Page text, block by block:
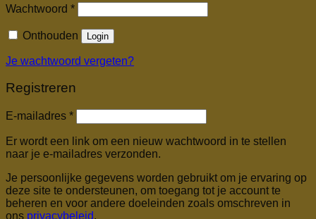
Wachtwoord *Vereist
Onthouden Login
Je wachtwoord vergeten?
Registreren
E-mailadres *Vereist
Er wordt een link om een nieuw wachtwoord in te stellen
naar je e-mailadres verzonden.
Je persoonlijke gegevens worden gebruikt om je ervaring op
deze site te ondersteunen, om toegang tot je account te
beheren en voor andere doeleinden zoals omschreven in
ons privacybeleid.